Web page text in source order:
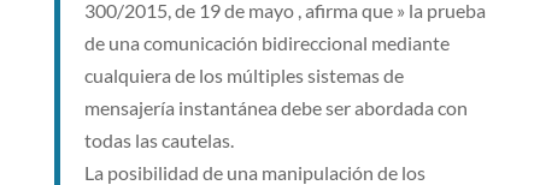
300/2015, de 19 de mayo , afirma que » la prueba
de una comunicación bidireccional mediante
cualquiera de los múltiples sistemas de
mensajería instantánea debe ser abordada con
todas las cautelas.
La posibilidad de una manipulación de los